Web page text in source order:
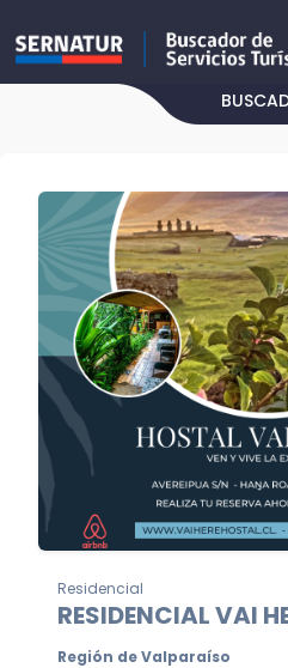
Residencial
RESIDENCIAL VAI
Región de Valparaíso